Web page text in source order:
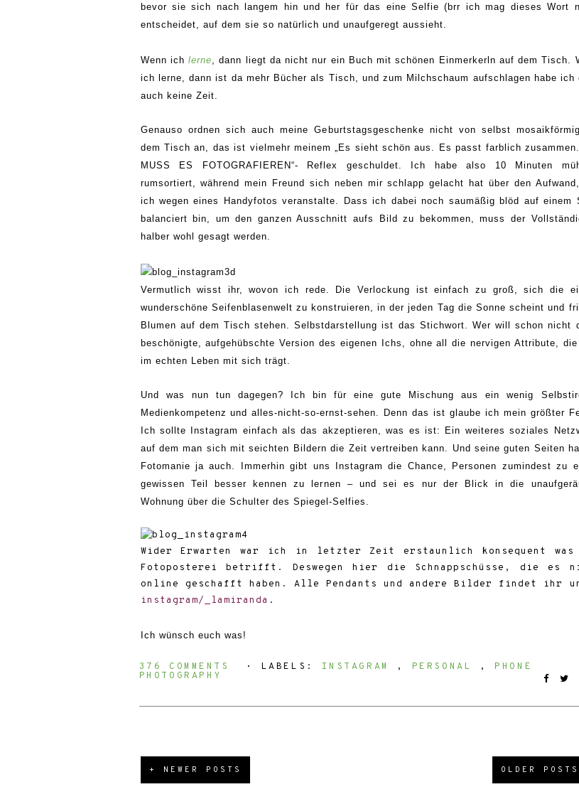
bevor sie sich nach langem hin und her für das eine Selfie (brr ich mag dieses Wort
entscheidet , auf dem sie so natürlich und unaufgeregt aussieht.
Wenn ich lerne , dann liegt da nicht nur ein Buch mit schönen Einmerkerln auf dem Tisch.
ich lerne, dann ist da mehr Bücher als Tisch, und zum Milchschaum aufschlagen habe ich
auch keine Zeit.
Genauso ordnen sich auch meine Geburtstagsgeschenke nicht von selbst
dem Tisch an, das ist vielmehr meinem „Es sieht schön aus. Es passt farblich
MUSS ES FOTOGRAFIEREN“- Reflex geschuldet. Ich habe also 10 Minuten
rumsortiert, während mein Freund sich neben mir schlapp gelacht hat über den
ich wegen eines Handyfotos veranstalte. Dass ich dabei noch saumäßig blöd auf einem
balanciert bin, um den ganzenAusschnitt aufs Bild zu bekommen, muss der
halber wohl gesagt werden.
Vermutlich wisst ihr, wovon ich rede . Die Verlockung ist einfach zu groß, sich die
wunderschöne Seifenblasenwelt zu konstruieren, in der jeden Tag die Sonne scheint und
Blumen auf dem Tisch stehen. Selbstdarstellung ist das Stichwort. Wer will schon nicht
beschönigte, aufgehübschte Version des eigenen Ichs, ohne all die nervigen Attribute, die
im echten Leben mit sich trägt.
Und was nun tun dagegen? Ich bin für eine gute Mischung aus ein wenig
Medienkompetenz undalles-nicht-so-ernst-sehen. Denn das ist glaube ich mein größter
Ich sollte Instagram einfach als das akzeptieren, was es ist: Ein weiteres soziales
auf dem man sich mit seichten Bildern die Zeit vertreiben kann. Und seine guten Seiten
Fotomanie ja auch. Immerhin gibt uns Instagram die Chance, Personen zumindest zu
gewissen Teil besser kennen zu lernen – und sei es nur der Blick in die
Wohnung über die Schulter des Spiegel-Selfies.
Wider Erwarten war ich in letzter Zeit erstaunlich konsequent was
Fotoposterei betrifft. Deswegen hier die Schnappschüsse, die es
online geschafft haben. Alle Pendants und andere Bilder findet ihr
instagram/_lamiranda .
Ich wünsch euch was!
376 COMMENTS ⋅ LABELS: INSTAGRAM , PERSONAL , PHONE
PHOTOGRAPHY
+ NEWER POSTS OLDER